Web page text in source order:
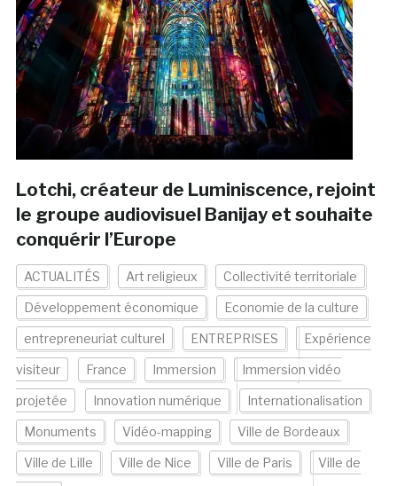
Lotchi, créateur de Luminiscence, rejoint
le groupe audiovisuel Banijay et souhaite
conquérir l’Europe
ACTUALITÉS Art religieux Collectivité territoriale
Développement économique Economie de la culture
entrepreneuriat culturel ENTREPRISES Expérience
visiteur France Immersion Immersion vidéo
projetée Innovation numérique Internationalisation
Monuments Vidéo-mapping Ville de Bordeaux
Ville de Lille Ville de Nice Ville de Paris Ville de